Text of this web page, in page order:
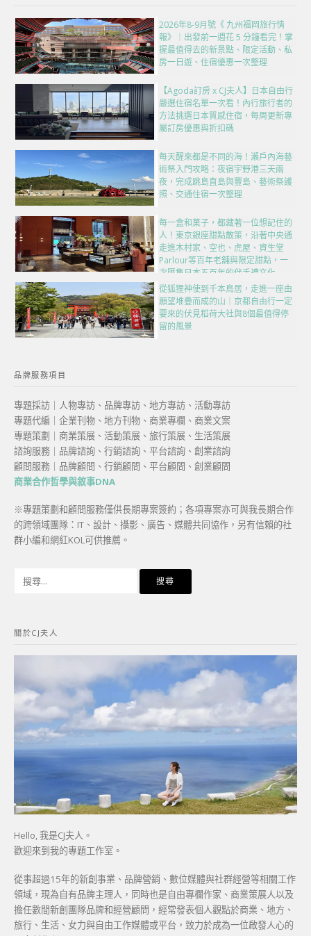
2026年8-9月號《 九州福岡旅行情
報》｜出發前一週花 5 分鐘看完！掌
握最值得去的新景點、限定活動、私
房一日遊、住宿優惠一次整理
【Agoda訂房 x CJ夫人】日本自由行
嚴選住宿名單一次看！內行旅行者的
方法挑選日本質感住宿，每周更新專
屬訂房優惠與折扣碼
每天醒來都是不同的海！瀨戶內海藝
術祭入門攻略：夜宿宇野港三天兩
夜，完成跳島直島與豐島、藝術祭護
照、交通住宿一次整理
每一盒和菓子，都藏著一位想記住的
人！東京銀座甜點散策，沿著中央通
走進木村家、空也、虎屋、資生堂
Parlour等百年老舖與限定甜點，一
次匯集日本五百年的伴手禮文化
從狐狸神使到千本鳥居，走進一座由
願望堆疊而成的山｜京都自由行一定
要來的伏見稻荷大社與8個最值得停
留的風景
品牌服務項目
專題採訪｜人物專訪、品牌專訪、地方專訪、活動專訪
專題代編｜企業刊物、地方刊物、商業專欄、商業文案
專題策劃｜商業策展、活動策展、旅行策展、生活策展
諮詢服務｜品牌諮詢、行銷諮詢、平台諮詢、創業諮詢
顧問服務｜品牌顧問、行銷顧問、平台顧問、創業顧問
商業合作哲學與敘事DNA
※專題策劃和顧問服務僅供長期專案簽約；各項專案亦可與我長期合作
的跨領域團隊：IT、設計、攝影、廣告、媒體共同協作，另有信賴的社
群小編和網紅KOL可供推薦。
字:
關於CJ夫人
Hello, 我是CJ夫人。
歡迎來到我的專題工作室。
從事超過15年的新創事業、品牌營銷、數位媒體與社群經營等相關工作
領域，現為自有品牌主理人，同時也是自由專欄作家、商業策展人以及
擔任數間新創團隊品牌和經營顧問，經常發表個人觀點於商業、地方、
旅行、生活、女力與自由工作媒體或平台，致力於成為一位啟發人心的